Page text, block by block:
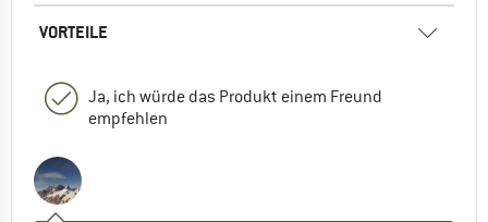
VORTEILE
Ja, ich würde das Produkt einem Freund
empfehlen